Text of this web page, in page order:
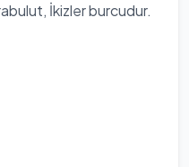
İkizler burcudur.